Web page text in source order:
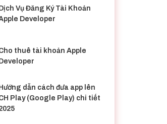
Vụ Đăng Ký Tài Khoản
Developer
thuê tài khoản Apple
Hướng dẫn cách đưa app lên
Play (Google Play) chi tiết